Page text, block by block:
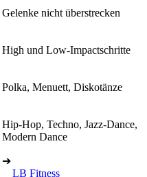
Gelenke nicht überstrecken
High und Low-Impactschritte
Polka, Menuett, Diskotänze
Hip-Hop, Techno, Jazz-Dance,
Modern Dance
➔
LB Fitness